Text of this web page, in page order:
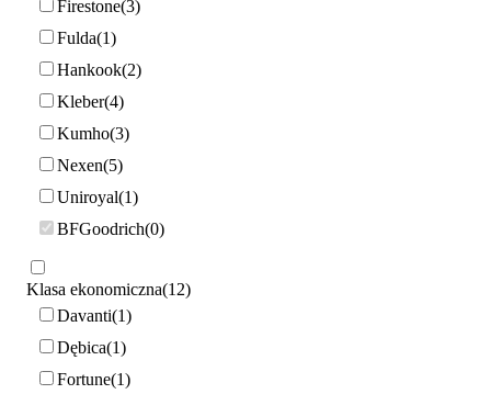
Firestone 3
Fulda 1
Hankook 2
Kleber 4
Kumho 3
Nexen 5
Uniroyal 1
BFGoodrich 0
Klasa ekonomiczna 12
Davanti 1
Dębica 1
Fortune 1